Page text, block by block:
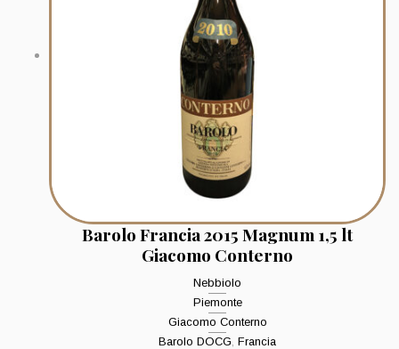
Barolo Francia 2015 Magnum 1,5 lt
Giacomo Conterno
Nebbiolo
Piemonte
Giacomo Conterno
Barolo DOCG Francia